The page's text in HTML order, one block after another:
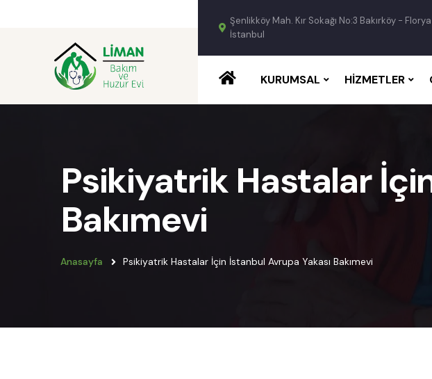
Şenlikköy Mah. Kır Sokağı No:3 Bakırköy -
İstanbul
KURUMSAL HIZMETLER
Psikiyatrik Hastalar
Bakımevi
Anasayfa Psikiyatrik Hastalar İçin İstanbul Avrupa Yakası Bakımevi